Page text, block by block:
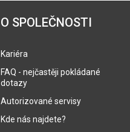
O SPOLEČNOSTI
Kariéra
FAQ - nejčastěji pokládané
dotazy
Autorizované servisy
Kde nás najdete?